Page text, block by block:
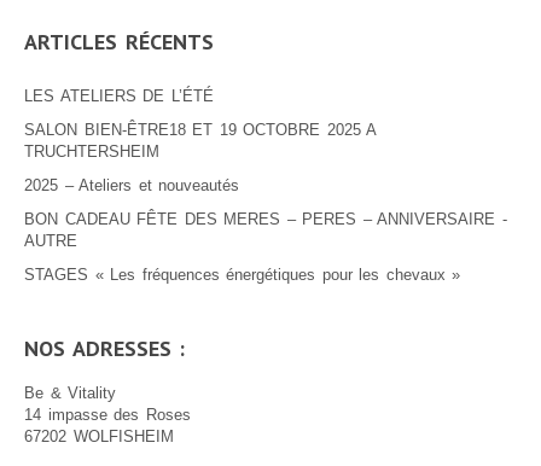
ARTICLES RÉCENTS
LES ATELIERS DE L’ÉTÉ
SALON BIEN-ÊTRE18 ET 19 OCTOBRE 2025 A
TRUCHTERSHEIM
2025 – Ateliers et nouveautés
BON CADEAU FÊTE DES MERES – PERES – ANNIVERSAIRE -
AUTRE
STAGES « Les fréquences énergétiques pour les chevaux »
NOS ADRESSES :
Be & Vitality
14 impasse des Roses
67202 WOLFISHEIM